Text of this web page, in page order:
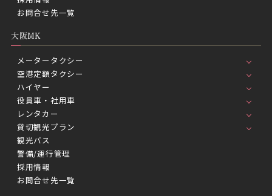
お問合せ先一覧
大阪MK
メータータクシー
空港定額タクシー
ハイヤー
役員車・社用車
レンタカー
貸切観光プラン
観光バス
警備/運行管理
採用情報
お問合せ先一覧